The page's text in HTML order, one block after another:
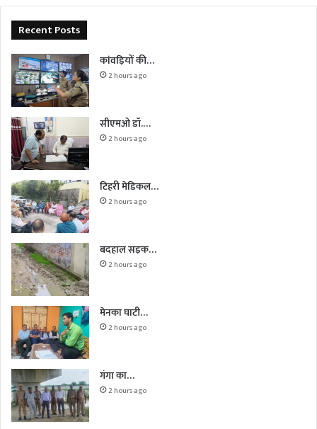
Recent Posts
कांवड़ियों की…
2 hours ago
सीएमओ डॉ.…
2 hours ago
टिहरी मेडिकल…
2 hours ago
बदहाल सड़क…
2 hours ago
मेनका घाटी…
2 hours ago
गंगा का…
2 hours ago